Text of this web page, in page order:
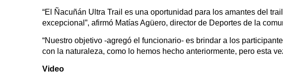
“El Ñacuñán Ultra Trail es una oportunidad para los amantes del
excepcional”, afirmó Matías Agüero, director de Deportes de la
“Nuestro objetivo -agregó el funcionario- es brindar a los
con la naturaleza, como lo hemos hecho anteriormente, pero esta
Video